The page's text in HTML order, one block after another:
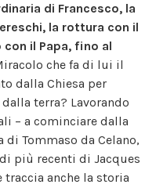
di Francesco, la
la rottura con il
il Papa, fino al
che fa di lui il
dalla Chiesa per
terra? Lavorando
– a cominciare dalla
Tommaso da Celano,
più recenti di Jacques
traccia anche la storia